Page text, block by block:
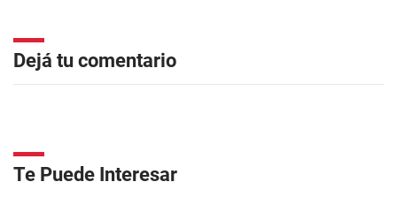
Dejá tu comentario
Te Puede Interesar